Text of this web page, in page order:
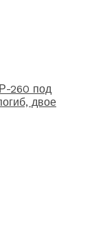
260 под
двое